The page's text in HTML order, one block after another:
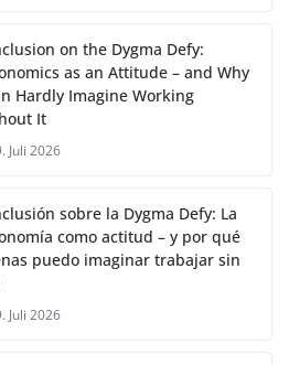
on the Dygma Defy:
as an Attitude – and Why
Hardly Imagine Working
It
Juli 2026
sobre la Dygma Defy: La
como actitud – y por qué
puedo imaginar trabajar sin
Juli 2026